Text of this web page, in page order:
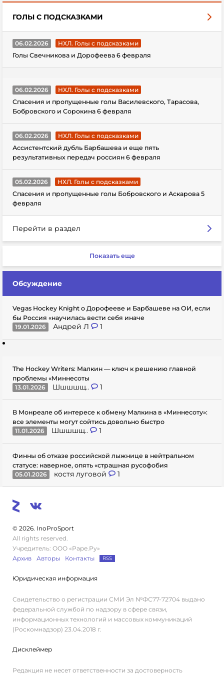
ГОЛЫ С ПОДСКАЗКАМИ
06.02.2026
НХЛ. Голы с подсказками
Голы Свечникова и Дорофеева 6 февраля
06.02.2026
НХЛ. Голы с подсказками
Спасения и пропущенные голы Василевского, Тарасова,
Бобровского и Сорокина 6 февраля
06.02.2026
НХЛ. Голы с подсказками
Ассистентский дубль Барбашева и еще пять
результативных передач россиян 6 февраля
05.02.2026
НХЛ. Голы с подсказками
Спасения и пропущенные голы Бобровского и Аскарова 5
февраля
Перейти в раздел
Показать еще
Обсуждение
Vegas Hockey Knight о Дорофееве и Барбашеве на ОИ, если
бы Россия «научилась вести себя иначе
19.01.2026
Андрей Л 1
The Hockey Writers: Малкин — ключ к решению главной
проблемы «Миннесоты
13.01.2026
Шшшшщ.. 1
В Монреале об интересе к обмену Малкина в «Миннесоту»:
все элементы могут сойтись довольно быстро
11.01.2026
Шшшшщ.. 1
Финны об отказе российской лыжнице в нейтральном
статусе: наверное, опять «страшная русофобия
05.01.2026
костя луговой 1
© 2026. InoProSport
All rights reserved.
Учредитель: ООО «Раре.Ру»
Архив
Авторы Контакты RSS
Юридическая информация
Свидетельство о регистрации СМИ Эл №ФС77-72704 выдано
федеральной службой по надзору в сфере связи,
информационных технологий и массовых коммуникаций
(Роскомнадзор) 23.04.2018 г.
Дисклеймер
Редакция не несет ответственности за достоверность